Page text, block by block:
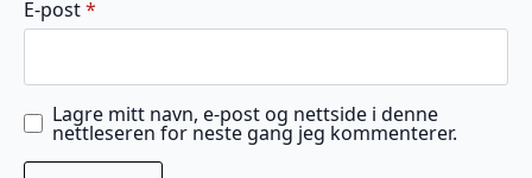
E-post*
Lagre mitt navn, e-post og nettside i denne
nettleseren for neste gang jeg kommenterer.